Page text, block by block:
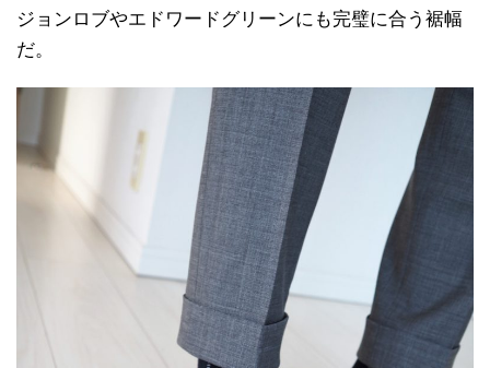
ジョンロブやエドワードグリーンにも完璧に合う裾幅
だ。